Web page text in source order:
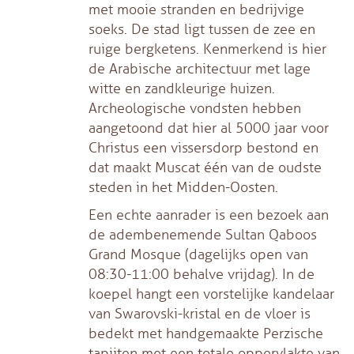
met mooie stranden en bedrijvige
soeks. De stad ligt tussen de zee en
ruige bergketens. Kenmerkend is hier
de Arabische architectuur met lage
witte en zandkleurige huizen.
Archeologische vondsten hebben
aangetoond dat hier al 5000 jaar voor
Christus een vissersdorp bestond en
dat maakt Muscat één van de oudste
steden in het Midden-Oosten.
Een echte aanrader is een bezoek aan
de adembenemende Sultan Qaboos
Grand Mosque (dagelijks open van
08:30-11:00 behalve vrijdag). In de
koepel hangt een vorstelijke kandelaar
van Swarovski-kristal en de vloer is
bedekt met handgemaakte Perzische